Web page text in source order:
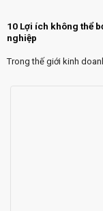
10 Lợi ích không thể
nghiệp
Trong thế giới kinh